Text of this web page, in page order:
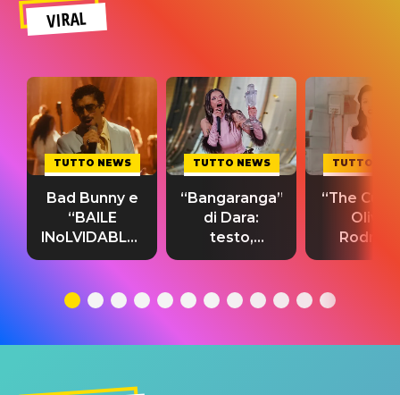
VIRAL
TUTTO NEWS
Bad Bunny e
“BAILE
INoLVIDABLE”:
testo,
significato
TUTTO NEWS
“Bangaranga”
di Dara:
testo,
traduzione e
del singolo
TUTTO
“The
Olivia
testo,